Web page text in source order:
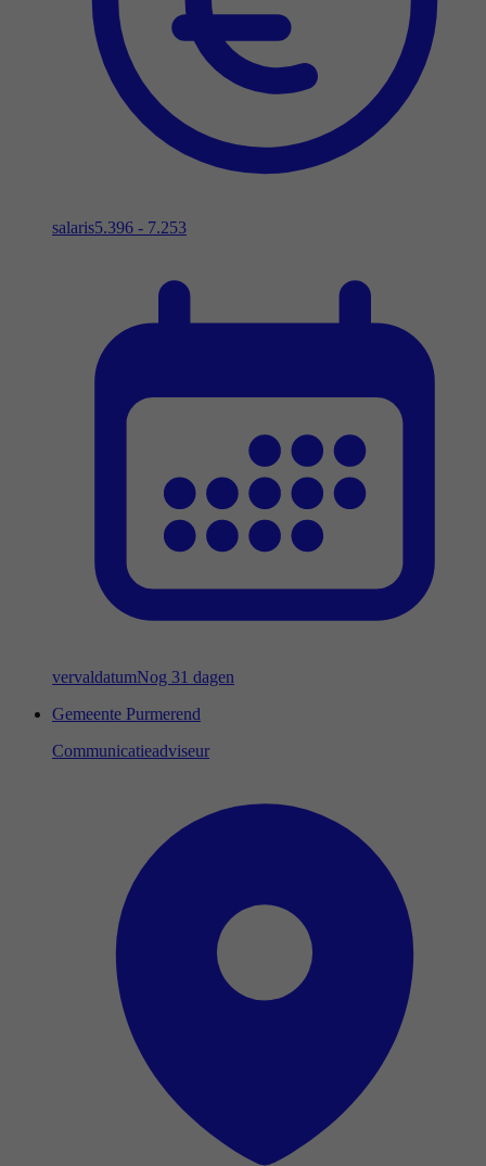
salaris5.396 - 7.253
vervaldatumNog 31 dagen
Gemeente Purmerend
Communicatieadviseur